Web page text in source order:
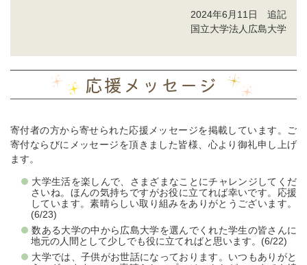
2024年6月11日 追記
国立大学法人広島大学
寄付者の方から寄せられた応援メッセージを掲載しています。ご
寄付ならびにメッセージを頂きました皆様、心より御礼申し上げ
ます。
大学生活を楽しんで、さまざまなことにチャレンジしてくだ
さいね。ほんの気持ちですがお役に立てれば幸いです。応援
しています。素晴らしい取り組みをありがとうございます。
(6/23)
数ある大学の中から広島大学を選んでくれた学生の皆さんに
地元の人間として少しでも役に立てればと思います。(6/22)
大学では、子供がお世話になっております。いつもありがと